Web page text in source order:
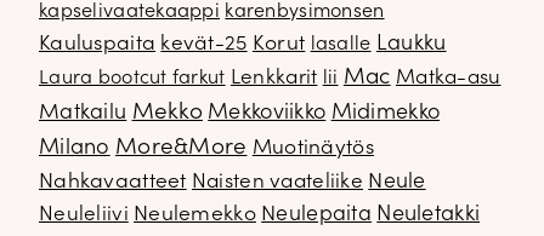
kapselivaatekaappi karenbysimonsen
Kauluspaita kevät-25 Korut lasalle Laukku
Laura bootcut farkut Lenkkarit lii Mac Matka-asu
Matkailu Mekko Mekkoviikko Midimekko
Milano More&More Muotinäytös
Nahkavaatteet Naisten vaateliike Neule
Neuleliivi Neulemekko Neulepaita Neuletakki